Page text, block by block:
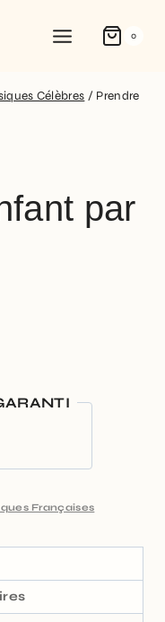
0
Célèbres / Prendre
par
Françaises